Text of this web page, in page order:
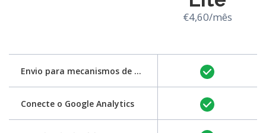
Envio para mecanismos de pesquisa
Conecte o Google Analytics
€4,60/mês